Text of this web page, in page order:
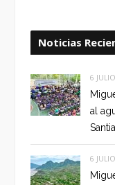
Noticias
6
al
6